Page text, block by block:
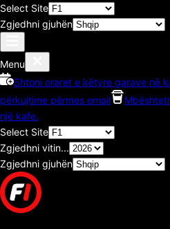
Select Site
Zgjedhni gjuhën
Menu
Shtoni oraret e këtyre garave në
përkujtime përmes email
një kafe.
Select Site
Zgjedhni vitin...
Zgjedhni gjuhën